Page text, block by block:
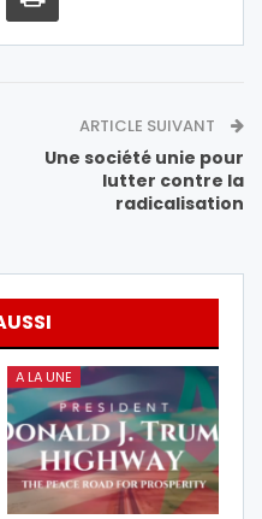
ARTICLE SUIVANT
Une société unie pour
lutter contre la
radicalisation
A LA UNE